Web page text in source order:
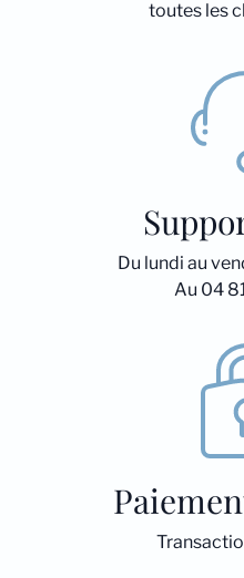
toutes les
Du lundi au
Au 04